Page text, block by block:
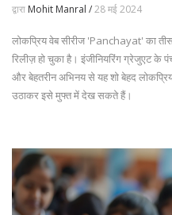
द्वारा Mohit Manral /28 मई 2024
लोकप्रिय वेब सीरीज 'Panchayat' का
रिलीज़ हो चुका है। इंजीनियरिंग ग्रेजुएट के
और बेहतरीन अभिनय से यह शो बेहद
उठाकर इसे मुफ्त में देख सकते हैं।